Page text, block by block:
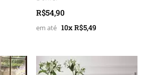
R$54,90
10x R$5,49